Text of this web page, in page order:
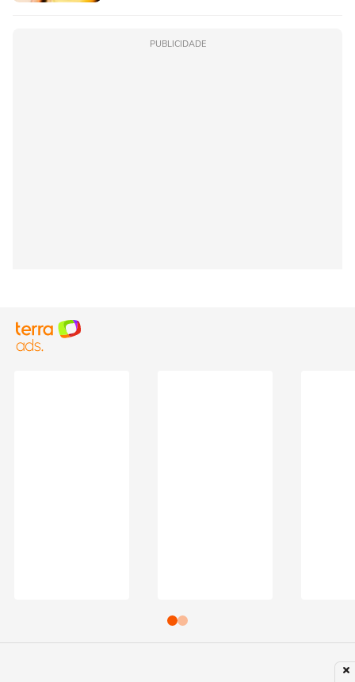
PUBLICIDADE